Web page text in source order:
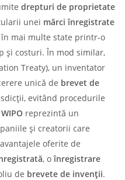
drepturi de proprietate
unei mărci înregistrate
mai multe state printr-o
și costuri. În mod similar,
Treaty), un inventator
unică de brevet de
evitând procedurile
WIPO reprezintă un
și creatorii care
oferite de
, oînregistrare
de brevete de invenții.